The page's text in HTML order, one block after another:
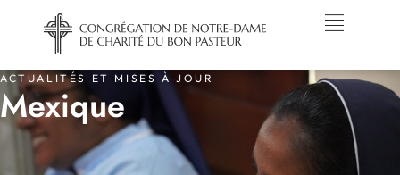
ACTUALITÉS ET MISES À JOUR
Mexique